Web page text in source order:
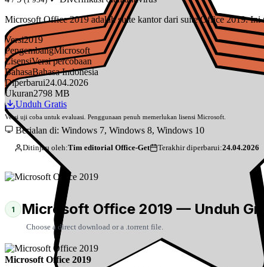
Microsoft Office 2019 adalah suite kantor dari suite Office 2019.
Versi2019
PengembangMicrosoft
LisensiVersi percobaan
BahasaBahasa Indonesia
Diperbarui24.04.2026
Ukuran2798 MB
Unduh Gratis
Versi uji coba untuk evaluasi. Penggunaan penuh memerlukan lisensi Microsoft.
Berjalan di: Windows 7, Windows 8, Windows 10
Ditinjau oleh:Tim editorial Office-Get Terakhir diperbarui:24.04.2026
1 Microsoft Office 2019 — Unduh
Choose a direct download or a .torrent file.
Microsoft Office 2019